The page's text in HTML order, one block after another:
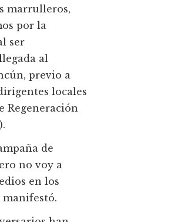
marrulleros,
por la
ser
al
previo a
locales
Regeneración
de
no voy a
en los
manifestó.